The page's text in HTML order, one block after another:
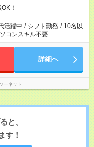
！
活躍中 / シフト勤務 / 10名以
コンスキル不要
詳細へ
ーネット
と、
す！